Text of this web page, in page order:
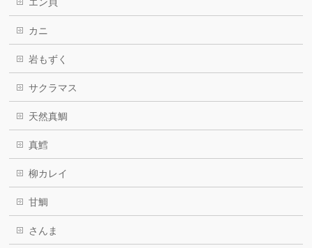
カニ
岩もずく
サクラマス
天然真鯛
真鱈
柳カレイ
甘鯛
さんま